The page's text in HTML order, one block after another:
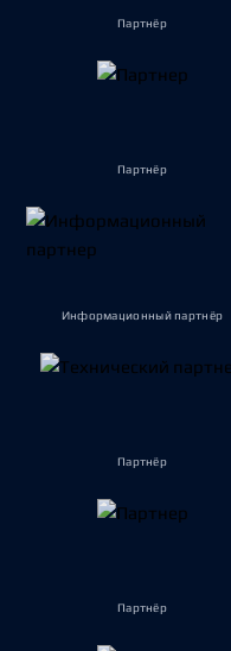
Партнёр
Партнёр
Информационный партнёр
Партнёр
Партнёр